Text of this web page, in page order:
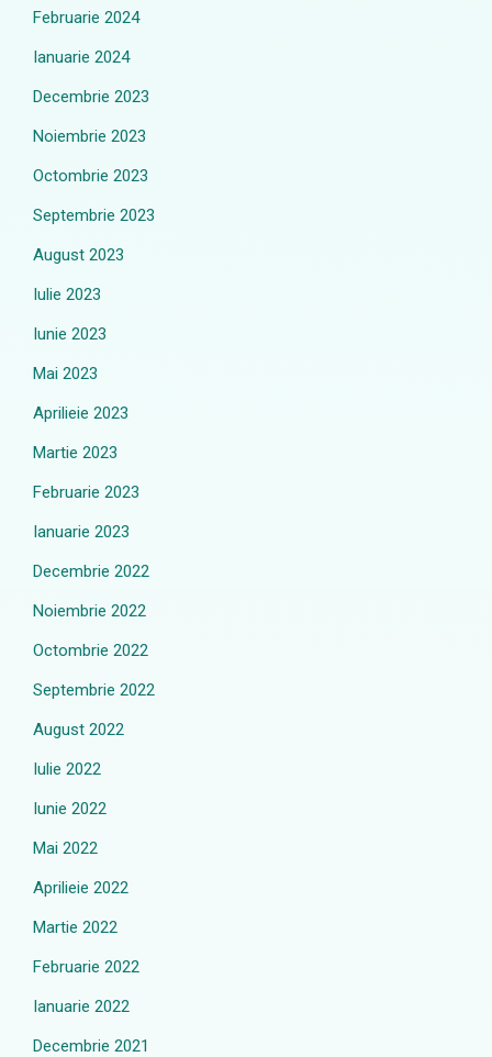
Februarie 2024
Ianuarie 2024
Decembrie 2023
Noiembrie 2023
Octombrie 2023
Septembrie 2023
August 2023
Iulie 2023
Iunie 2023
Mai 2023
Aprilieie 2023
Martie 2023
Februarie 2023
Ianuarie 2023
Decembrie 2022
Noiembrie 2022
Octombrie 2022
Septembrie 2022
August 2022
Iulie 2022
Iunie 2022
Mai 2022
Aprilieie 2022
Martie 2022
Februarie 2022
Ianuarie 2022
Decembrie 2021